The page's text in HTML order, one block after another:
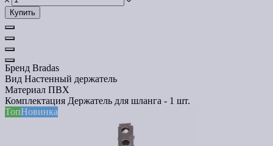
Купить
Бренд Bradas
Вид Настенный держатель
Материал ПВХ
Комплектация Держатель для шланга - 1 шт.
ТопНовинка